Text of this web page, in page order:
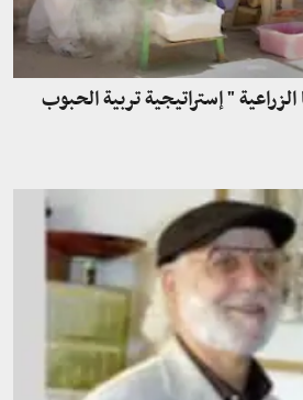
" إستراتيجية تربية الحبوب